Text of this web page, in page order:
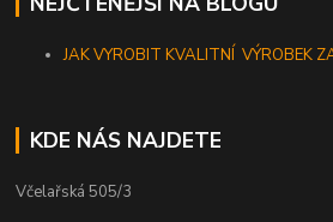
JAK VYROBIT KVALITNÍ VÝROBEK
KDE NÁS NAJDETE
Včelařská 505/3